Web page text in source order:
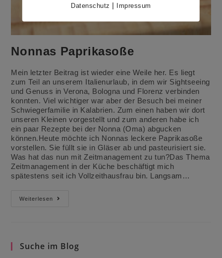
Nonnas Paprikasoße
Mein letzter Beitrag ist wieder eine Weile her. Es liegt
zum Teil an unserem Italienurlaub, in dem wir Sightseeing
und Genuss in Verona, Bologna und Florenz verbinden
konnten. Viel wichtiger war aber der Besuch bei meiner
Schwiegerfamilie in Kalabrien. Zum einen haben wir dort
unseren Kleinen vorgestellt und zum anderen habe ich
ein paar Rezepte bei der Nonna (Oma) abgucken
können.Heute möchte ich Nonnas leckere Paprikasoße
vorstellen. Sie füllt sie in Gläser ab und pasteurisiert sie.
Was hat das nun mit Zeitmanagement zu tun?Das Thema
Zeitmanagement in der Küche beschäftigt mich
spätestens seit ich Vollzeithausfrau bin. Langsam…
Weiterlesen
Nonnas
Suche im Blog
Datenschutz | Impressum